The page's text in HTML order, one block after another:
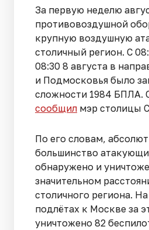
За первую неделю
противовоздушной
крупную воздушную
столичный регион. С
08:30 8 августа в
и Подмосковья было
сложности 1984 БПЛА.
сообщил мэр столицы
По его словам,
большинство
обнаружено и
значительном
столичного региона.
подлётах к Москве за
уничтожено 82